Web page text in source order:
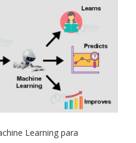
Learning para